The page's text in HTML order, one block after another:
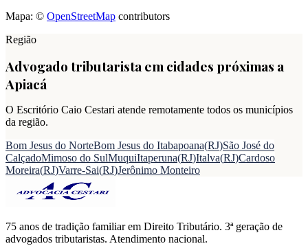
Mapa: © OpenStreetMap contributors
Região
Advogado tributarista em cidades próximas a
Apiacá
O Escritório Caio Cestari atende remotamente todos os municípios
da região.
Bom Jesus do NorteBom Jesus do Itabapoana(RJ)São José do
CalçadoMimoso do SulMuquiItaperuna(RJ)Italva(RJ)Cardoso
Moreira(RJ)Varre-Sai(RJ)Jerônimo Monteiro
75 anos de tradição familiar em Direito Tributário. 3ª geração de
advogados tributaristas. Atendimento nacional.